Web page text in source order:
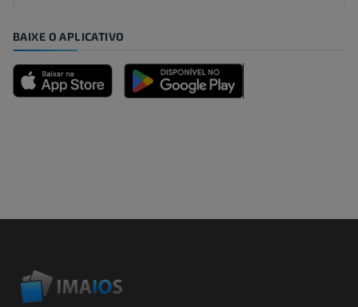
BAIXE O APLICATIVO